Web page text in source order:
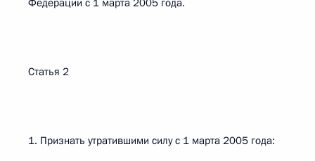
Федерации с 1 марта 2005 года.
Статья 2
1. Признать утратившими силу с 1 марта 2005 года: